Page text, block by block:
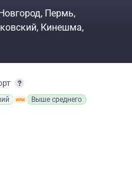
Пермь
Кинешма
Выше среднего